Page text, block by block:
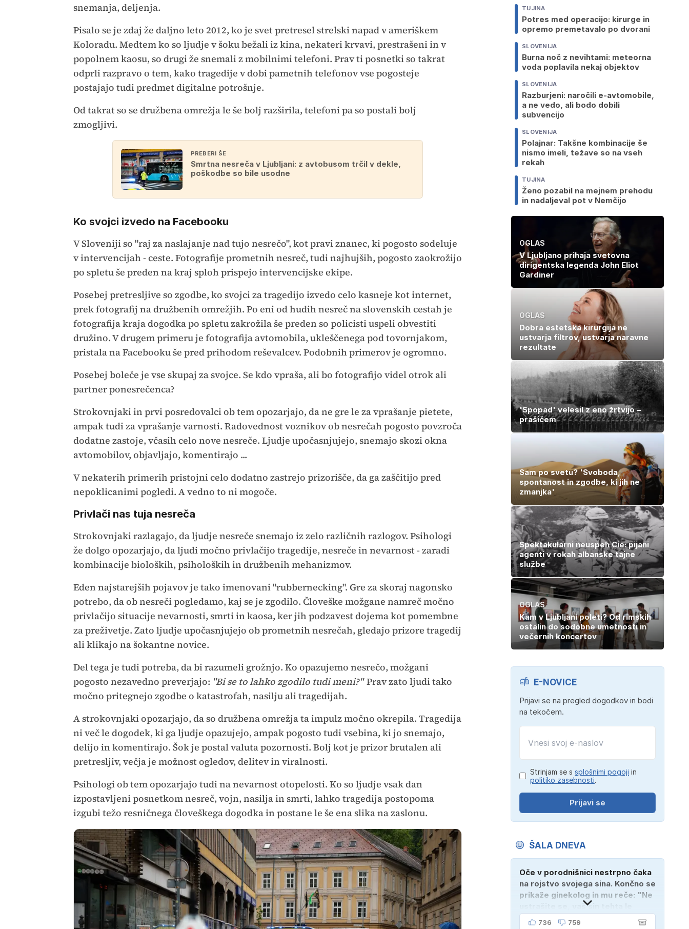
snemanja, deljenja.
Pisalo se je zdaj že daljno leto 2012, ko je svet pretresel strelski napad v ameriškem
Koloradu. Medtem ko so ljudje v šoku bežali iz kina, nekateri krvavi, prestrašeni in v
popolnem kaosu, so drugi že snemali z mobilnimi telefoni. Prav ti posnetki so takrat
odprli razpravo o tem, kako tragedije v dobi pametnih telefonov vse pogosteje
postajajo tudi predmet digitalne potrošnje.
Od takrat so se družbena omrežja le še bolj razširila, telefoni pa so postali bolj
zmogljivi.
PREBERI ŠE
Smrtna nesreča v Ljubljani: z avtobusom trčil v dekle,
poškodbe so bile usodne
Ko svojci izvedo na Facebooku
V Sloveniji so "raj za naslajanje nad tujo nesrečo", kot pravi znanec, ki pogosto sodeluje
v intervencijah - ceste. Fotografije prometnih nesreč, tudi najhujših, pogosto zaokrožijo
po spletu še preden na kraj sploh prispejo intervencijske ekipe.
Posebej pretresljive so zgodbe, ko svojci za tragedijo izvedo celo kasneje kot internet,
prek fotografij na družbenih omrežjih. Po eni od hudih nesreč na slovenskih cestah je
fotografija kraja dogodka po spletu zakrožila še preden so policisti uspeli obvestiti
družino. V drugem primeru je fotografija avtomobila, ukleščenega pod tovornjakom,
pristala na Facebooku še pred prihodom reševalcev. Podobnih primerov je ogromno.
Posebej boleče je vse skupaj za svojce. Se kdo vpraša, ali bo fotografijo videl otrok ali
partner ponesrečenca?
Strokovnjaki in prvi posredovalci ob tem opozarjajo, da ne gre le za vprašanje pietete,
ampak tudi za vprašanje varnosti. Radovednost voznikov ob nesrečah pogosto povzroča
dodatne zastoje, včasih celo nove nesreče. Ljudje upočasnjujejo, snemajo skozi okna
avtomobilov, objavljajo, komentirajo ...
V nekaterih primerih pristojni celo dodatno zastrejo prizorišče, da ga zaščitijo pred
nepoklicanimi pogledi. A vedno to ni mogoče.
Privlači nas tuja nesreča
Strokovnjaki razlagajo, da ljudje nesreče snemajo iz zelo različnih razlogov. Psihologi
že dolgo opozarjajo, da ljudi močno privlačijo tragedije, nesreče in nevarnost - zaradi
kombinacije bioloških, psiholoških in družbenih mehanizmov.
Eden najstarejših pojavov je tako imenovani "rubbernecking". Gre za skoraj nagonsko
potrebo, da ob nesreči pogledamo, kaj se je zgodilo. Človeške možgane namreč močno
privlačijo situacije nevarnosti, smrti in kaosa, ker jih podzavest dojema kot pomembne
za preživetje. Zato ljudje upočasnjujejo ob prometnih nesrečah, gledajo prizore tragedij
ali klikajo na šokantne novice.
Del tega je tudi potreba, da bi razumeli grožnjo. Ko opazujemo nesrečo, možgani
pogosto nezavedno preverjajo: "Bi se to lahko zgodilo tudi meni?"Prav zato ljudi tako
močno pritegnejo zgodbe o katastrofah, nasilju ali tragedijah.
A strokovnjaki opozarjajo, da so družbena omrežja ta impulz močno okrepila. Tragedija
ni več le dogodek, ki ga ljudje opazujejo, ampak pogosto tudi vsebina, ki jo snemajo,
delijo in komentirajo. Šok je postal valuta pozornosti. Bolj kot je prizor brutalen ali
pretresljiv, večja je možnost ogledov, delitev in viralnosti.
Psihologi ob tem opozarjajo tudi na nevarnost otopelosti. Ko so ljudje vsak dan
izpostavljeni posnetkom nesreč, vojn, nasilja in smrti, lahko tragedija postopoma
izgubi težo resničnega človeškega dogodka in postane le še ena slika na zaslonu.
TUJINA
Potres med operacijo: kirurge in
opremo premetavalo po dvorani
SLOVENIJA
Burna noč z nevihtami: meteorna
voda poplavila nekaj objektov
SLOVENIJA
Razburjeni: naročili e-avtomobile,
a ne vedo, ali bodo dobili
subvencijo
SLOVENIJA
Polajnar: Takšne kombinacije še
nismo imeli, težave so na vseh
rekah
TUJINA
Ženo pozabil na mejnem prehodu
in nadaljeval pot v Nemčijo
OGLAS
V Ljubljano prihaja svetovna
dirigentska legenda John Eliot
Gardiner
OGLAS
Dobra estetska kirurgija ne
ustvarja filtrov, ustvarja naravne
rezultate
'Spopad' velesil z eno žrtvijo –
prašičem
Sam po svetu? 'Svoboda,
spontanost in zgodbe, ki jih ne
zmanjka'
Spektakularni neuspeh Cie: pijani
agenti v rokah albanske tajne
službe
OGLAS
Kam v Ljubljani poleti? Od rimskih
ostalin do sodobne umetnosti in
večernih koncertov
E-NOVICE
Prijavi se na pregled dogodkov in bodi
na tekočem.
Strinjam se s splošnimi pogoji in
politiko zasebnosti.
Prijavi se
ŠALA DNEVA
Oče v porodnišnici nestrpno čaka
na rojstvo svojega sina. Končno se
prikaže ginekolog in mu reče: "Ne
ustrašite se, vaš sin tehta le
dober kilogram!" "Nič čudnega,
736 759